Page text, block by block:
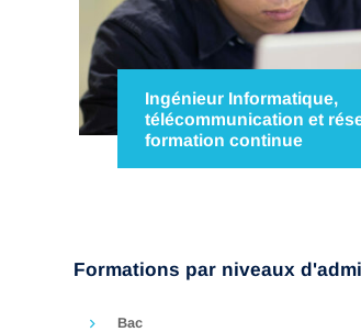
Ingénieur Informatique,
télécommunication et
formation continue
valeur grâce à la connaissance
Formations par niveaux
Bac